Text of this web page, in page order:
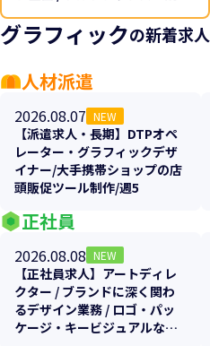
グラフィックの新着求人
人材派遣
2026.08.07 NEW
【派遣求人・長期】DTPオペ
レーター・グラフィックデザ
イナー/大手携帯ショップの店
頭販促ツール制作/週5
正社員
2026.08.08 NEW
【正社員求人】アートディレ
クター / ブランドに深く関わ
るデザイン業務 / ロゴ・パッ
ケージ・キービジュアルなど